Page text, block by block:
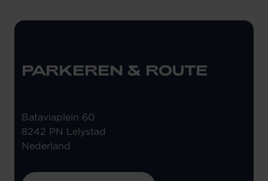
PARKEREN & ROUTE
Bataviaplein 60
8242 PN Lelystad
Nederland